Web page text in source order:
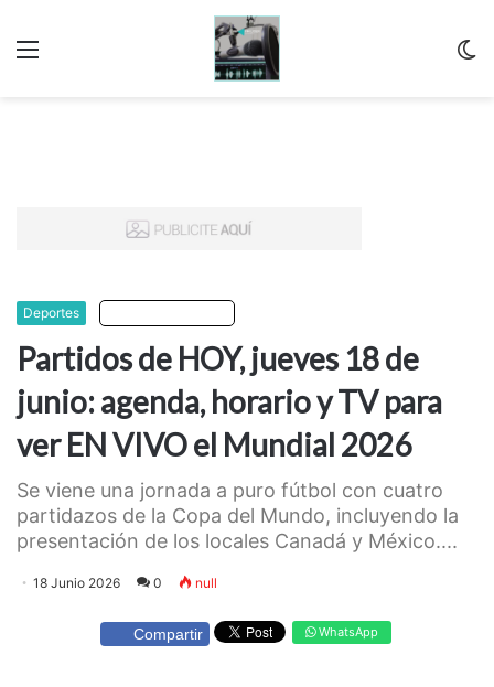
Deportes
Partidos de HOY, jueves 18 de
junio: agenda, horario y TV para
ver EN VIVO el Mundial 2026
Se viene una jornada a puro fútbol con cuatro
partidazos de la Copa del Mundo, incluyendo la
presentación de los locales Canadá y México....
18 Junio 2026 0 null
Compartir WhatsApp